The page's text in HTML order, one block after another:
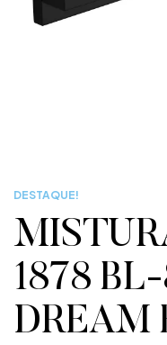
DESTAQUE!
1878
DREAM